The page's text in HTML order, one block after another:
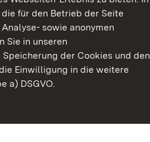
für den Betrieb der Seite
sowie anonymen
Sie in unseren
der Cookies und den
Einwilligung in die weitere
a) DSGVO.